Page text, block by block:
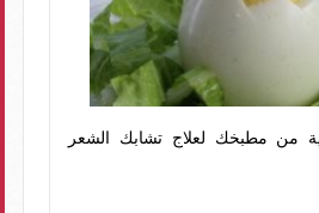
من مطبخك لعلاج تشابك الشعر